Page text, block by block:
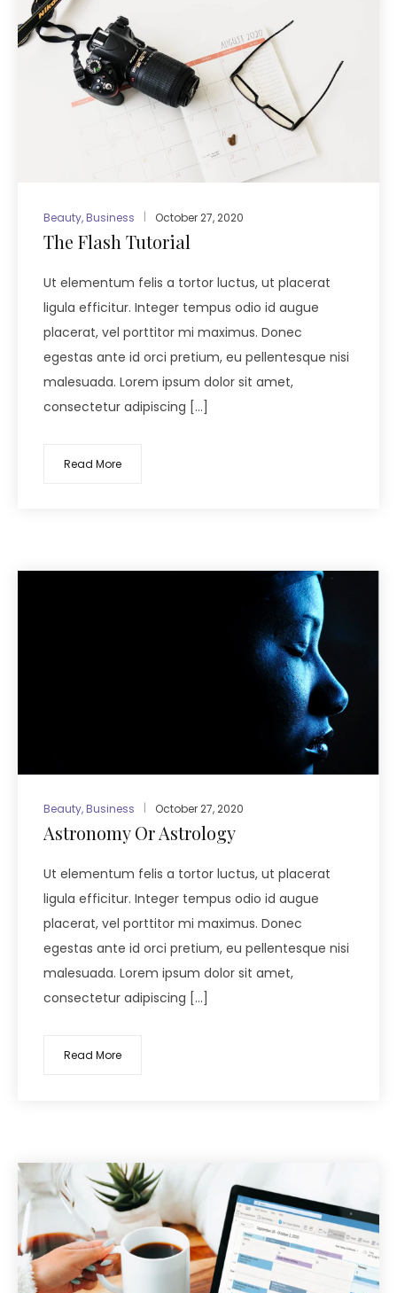
Beauty, Business October 27, 2020
The Flash Tutorial
Ut elementum felis a tortor luctus, ut placerat
ligula efficitur. Integer tempus odio id augue
placerat, vel porttitor mi maximus. Donec
egestas ante id orci pretium, eu pellentesque nisi
malesuada. Lorem ipsum dolor sit amet,
consectetur adipiscing […]
Read More
Beauty, Business October 27, 2020
Astronomy Or Astrology
Ut elementum felis a tortor luctus, ut placerat
ligula efficitur. Integer tempus odio id augue
placerat, vel porttitor mi maximus. Donec
egestas ante id orci pretium, eu pellentesque nisi
malesuada. Lorem ipsum dolor sit amet,
consectetur adipiscing […]
Read More